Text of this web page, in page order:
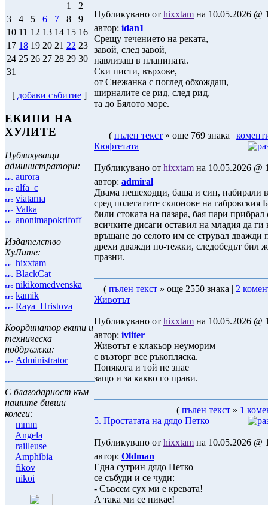
1
2
3
4 5 6 7 8
9
10 11 12 13 14 15 16
17 18 19 20 21 22 23
24 25 26 27 28 29 30
31
[ добави събитие ]
ЕКИПИ НА
ХУЛИТЕ
Публикуващи
администратори:
aurora
alfa_c
viatarna
Valka
anonimapokrifoff
Издателство
ХуЛите:
hixxtam
BlackCat
nikikomedvenska
kamik
Raya_Hristova
Координатор екипи и
техническа
поддръжка:
Administrator
С благодарност към
нашите бивши
колеги:
mmm
Angela
railleuse
Amphibia
fikov
nikoi
Публикувано от hixxtam на 10.05.2026 @
автор: idan1
Срещу течението на реката,
завой, след завой,
навлизаш в планината.
Ски писти, върхове,
от Снежанка с поглед обхождаш,
ширналите се рид, след рид,
та до Бялото море.
( пълен текст » още 769 знака |
Кюфтетата
Публикувано от hixxtam на 10.05.2026 @
автор: admiral
Двама пешеходци, баща и син, набирали
сред полегатите склонове на габровския
били стоката на пазара, бая пари прибрал
всичките дисаги оставил на младия да
връщане до селото им се струвал дважди
дрехи дважди по-тежки, следобедът бил
празни.
( пълен текст » още 2550 знака | 2
Животът
Публикувано от hixxtam на 10.05.2026 @
автор: ivliter
Животът е клакьор неуморим –
с възторг все ръкопляска.
Понякога и той не знае
защо и за какво го прави.
( пълен текст » 1
5. Простатата на дядо Петко
Публикувано от hixxtam на 10.05.2026 @
автор: Oldman
Една сутрин дядо Петко
се събуди и се чуди:
- Съвсем сух ми е кревата!
А така ми се пикае!